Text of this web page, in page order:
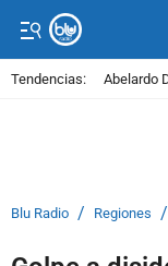
Tendencias: Abelardo
Blu Radio / Regiones /